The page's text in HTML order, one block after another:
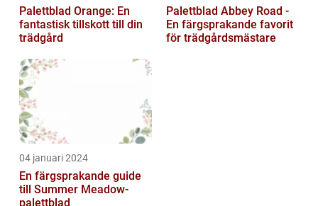
Palettblad Orange: En
fantastisk tillskott till din
trädgård
Palettblad Abbey Road -
En färgsprakande favorit
för trädgårdsmästare
04 januari 2024
En färgsprakande guide
till Summer Meadow-
palettblad